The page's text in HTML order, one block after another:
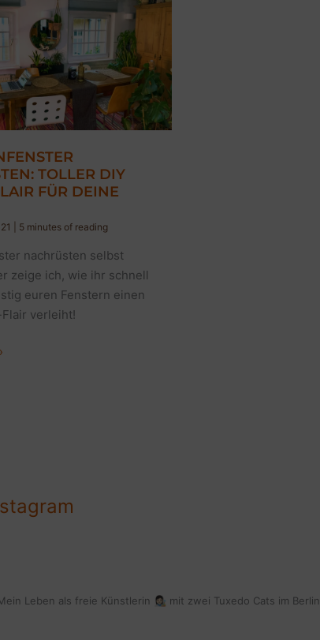
TOLLER DIY
FÜR DEINE
5 minutes of reading
nachrüsten selbst
zeige ich, wie ihr schnell
euren Fenstern einen
verleiht!
Leben als freie Künstlerin 👩🏻‍🎨 mit zwei Tuxedo Cats im